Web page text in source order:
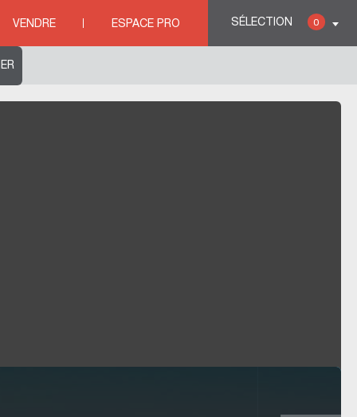
SÉLECTION 0
VENDRE ESPACE PRO